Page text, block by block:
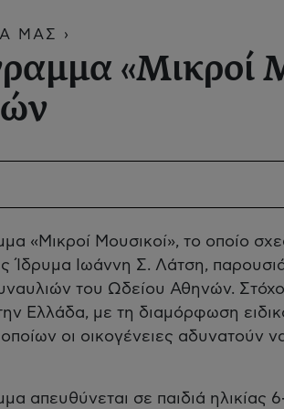
ΜΑΣ ›
«Μικροί
«Μικροί Μουσικοί», το οποίο
Ίδρυμα Ιωάννη Σ. Λάτση,
του Ωδείου Αθηνών.
Ελλάδα, με τη διαμόρφωση
οι οικογένειες αδυνατούν
απευθύνεται σε παιδιά ηλικίας